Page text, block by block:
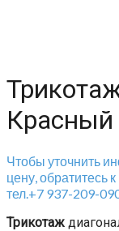
Красный
Чтобы уточнить
цену, обратитесь
тел.+7 937-209-
Трикотаж